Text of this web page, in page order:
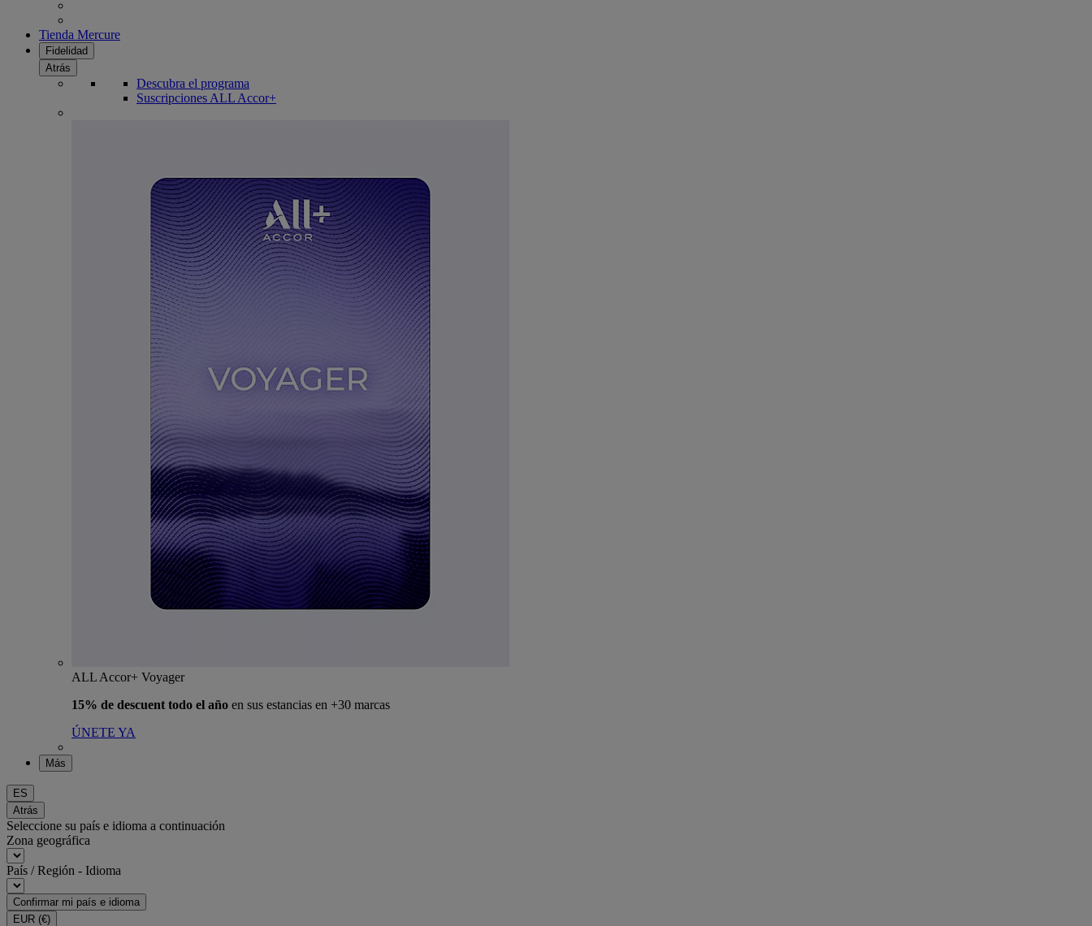
Tienda Mercure
Fidelidad
Atrás
Descubra el programa
Suscripciones ALL Accor+
ALL Accor+ Voyager
15% de descuent todo el año en sus estancias en +30 marcas
ÚNETE YA
Más
ES
Atrás
Seleccione su país e idioma a continuación
Zona geográfica
País / Región - Idioma
Confirmar mi país e idioma
EUR (€)